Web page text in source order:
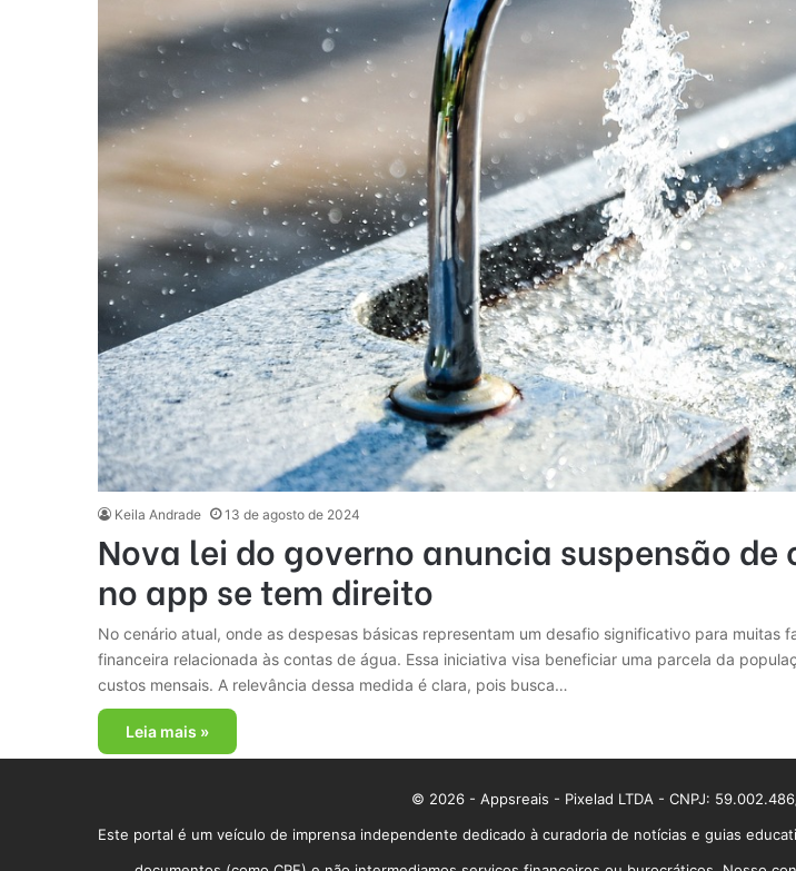
Keila Andrade 13 de agosto de 2024
Nova lei do governo anuncia suspensão
no app se tem direito
No cenário atual, onde as despesas básicas representam um desafio significativo para muitas
financeira relacionada às contas de água. Essa iniciativa visa beneficiar uma parcela da
custos mensais. A relevância dessa medida é clara, pois busca…
Leia mais »
© 2026 - Appsreais - Pixelad LTDA - CNPJ:
Este portal é um veículo de imprensa independente dedicado à curadoria de notícias e guias